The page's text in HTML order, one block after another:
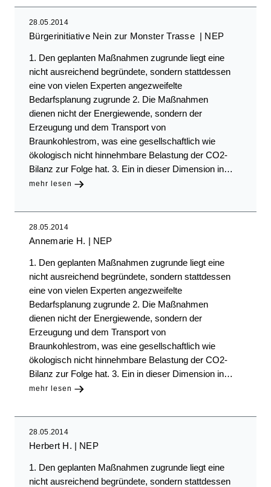
28.05.2014
Bürgerinitiative Nein zur Monster Trasse NEP
1. Den geplanten Maßnahmen zugrunde liegt eine
nicht ausreichend begründete, sondern stattdessen
eine von vielen Experten angezweifelte
Bedarfsplanung zugrunde 2. Die Maßnahmen
dienen nicht der Energiewende, sondern der
Erzeugung und dem Transport von
Braunkohlestrom, was eine gesellschaftlich wie
ökologisch nicht hinnehmbare Belastung der CO2-
Bilanz zur Folge hat. 3. Ein in dieser Dimension in…
mehr lesen
28.05.2014
Annemarie H. NEP
1. Den geplanten Maßnahmen zugrunde liegt eine
nicht ausreichend begründete, sondern stattdessen
eine von vielen Experten angezweifelte
Bedarfsplanung zugrunde 2. Die Maßnahmen
dienen nicht der Energiewende, sondern der
Erzeugung und dem Transport von
Braunkohlestrom, was eine gesellschaftlich wie
ökologisch nicht hinnehmbare Belastung der CO2-
Bilanz zur Folge hat. 3. Ein in dieser Dimension in…
mehr lesen
28.05.2014
Herbert H. NEP
1. Den geplanten Maßnahmen zugrunde liegt eine
nicht ausreichend begründete, sondern stattdessen